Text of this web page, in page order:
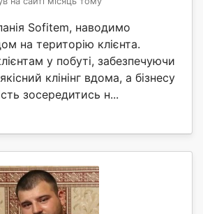
Sofitem, наводимо
на територію клієнта.
у побуті, забезпечуючи
клінінг вдома, а бізнесу
зосередитись н...